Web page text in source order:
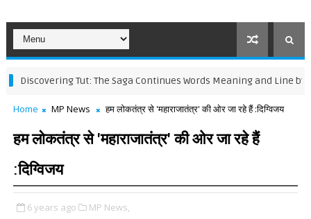
Tut: The Saga Continues Words Meaning and Line by Line
Home MP News हम लोकतंत्र से 'महाराजातंत्र' की ओर जा रहे हैं :दिग्विजय
हम लोकतंत्र से 'महाराजातंत्र' की ओर जा रहे हैं
:दिग्विजय
6 years ago MP News,